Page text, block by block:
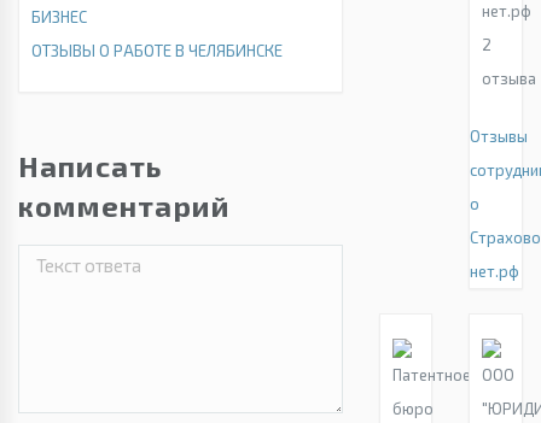
БИЗНЕС
ОТЗЫВЫ О РАБОТЕ В ЧЕЛЯБИНСКЕ
Написать
комментарий
нет.рф
2
отзыва
Отзывы
о
нет.рф